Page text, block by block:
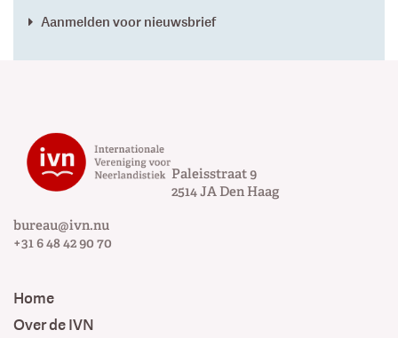
Aanmelden voor nieuwsbrief
Paleisstraat 9
2514 JA Den Haag
bureau@ivn.nu
+31 6 48 42 90 70
Home
Over de IVN